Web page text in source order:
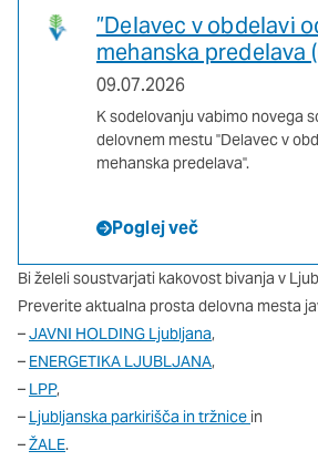
”Delavec v obdelavi
mehanska predelava
09.07.2026
K sodelovanju vabimo novega
delovnem mestu ''Delavec v
mehanska predelava''.
Poglej več
Bi želeli soustvarjati kakovost bivanja v
Preverite aktualna prosta delovna mesta
–JAVNI HOLDING Ljubljana,
– ENERGETIKA LJUBLJANA,
– LPP,
– Ljubljanska parkirišča in tržnice in
–ŽALE.
vaših interesov, ki ga nato uporabijo za
oglasov na drugih spletnih mestih. Pri
edinstveno prepoznavanje vašega
zavrnete uporabo teh piškotkov, ne boste
ciljnega spletnega oglaševanja.